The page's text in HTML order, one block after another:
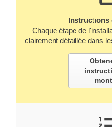
Instructions
Chaque étape de
clairement détaillée dans